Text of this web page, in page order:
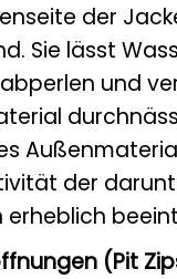
der
Sie lässt
und
der
erheblich
(Pit